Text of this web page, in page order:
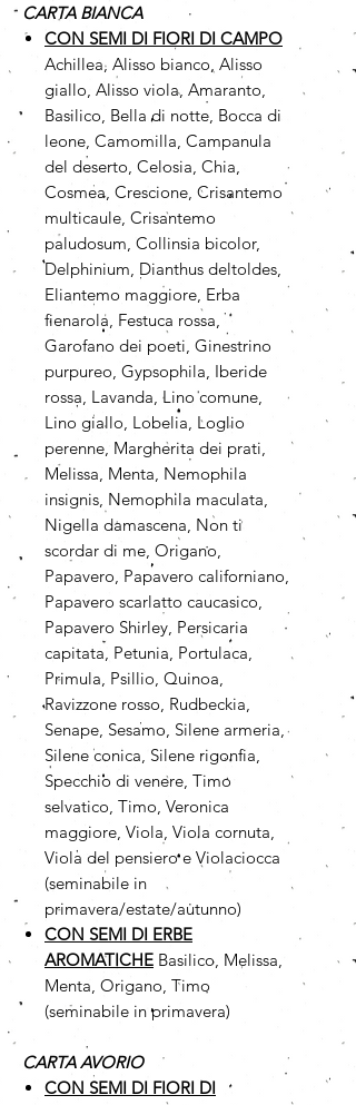
CARTA BIANCA
CON SEMI DI FIORI DI CAMPO
Achillea, Alisso bianco, Alisso
giallo, Alisso viola, Amaranto,
Basilico, Bella di notte, Bocca di
leone, Camomilla, Campanula
del deserto, Celosia, Chia,
Cosmea, Crescione, Crisantemo
multicaule, Crisantemo
paludosum, Collinsia bicolor,
Delphinium, Dianthus deltoldes,
Eliantemo maggiore, Erba
fienarola, Festuca rossa,
Garofano dei poeti, Ginestrino
purpureo, Gypsophila, Iberide
rossa, Lavanda, Lino comune,
Lino giallo, Lobelia, Loglio
perenne, Margherita dei prati,
Melissa, Menta, Nemophila
insignis, Nemophila maculata,
Nigella damascena, Non ti
scordar di me, Origano,
Papavero, Papavero californiano,
Papavero scarlatto caucasico,
Papavero Shirley, Persicaria
capitata, Petunia, Portulaca,
Primula, Psillio, Quinoa,
Ravizzone rosso, Rudbeckia,
Senape, Sesamo, Silene armeria,
Silene conica, Silene rigonfia,
Specchio di venere, Timo
selvatico, Timo, Veronica
maggiore, Viola, Viola cornuta,
Viola del pensiero e Violaciocca
(seminabile in
primavera/estate/autunno)
CON SEMI DI ERBE
AROMATICHE Basilico, Melissa,
Menta, Origano, Timo
(seminabile in primavera)
CARTA AVORIO
CON SEMI DI FIORI DI